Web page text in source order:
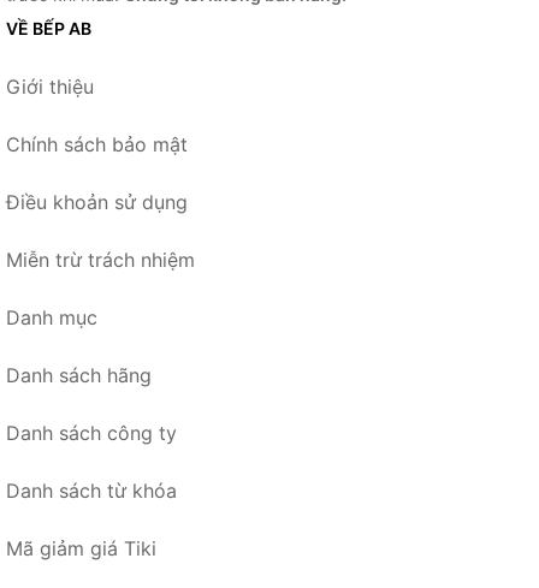
VỀ BẾP AB
Giới thiệu
Chính sách bảo mật
Điều khoản sử dụng
Miễn trừ trách nhiệm
Danh mục
Danh sách hãng
Danh sách công ty
Danh sách từ khóa
Mã giảm giá Tiki